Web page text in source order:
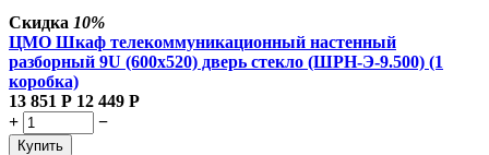
Скидка 10%
ЦМО Шкаф телекоммуникационный настенный
разборный 9U (600х520) дверь стекло (ШРН-Э-9.500) (1
коробка)
13 851 Р 12 449 Р
+
−
Купить